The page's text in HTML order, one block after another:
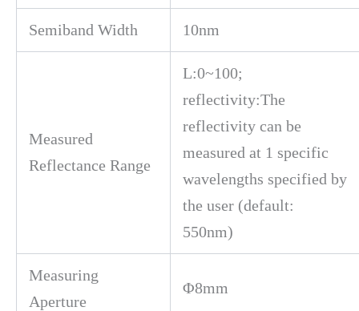
Semiband Width 10nm
Measured
Reflectance Range
L:0~100;
reflectivity:The
reflectivity can be
measured at 1 specific
wavelengths specified by
the user (default:
550nm)
Measuring
Aperture
Φ8mm